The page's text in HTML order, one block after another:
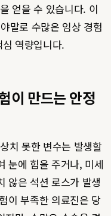
얻을 수 있습니다. 이
말로 수많은 임상 경험
역량입니다.
이 만드는 안정
치 못한 변수는 발생할
눈에 힘을 주거나, 미세
않은 석션 로스가 발생
이 부족한 의료진은 당